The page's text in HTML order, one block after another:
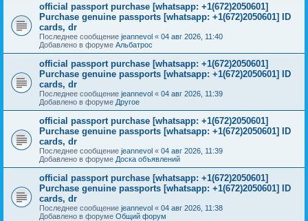
official passport purchase [whatsapp: +1(672)2050601]
Purchase genuine passports [whatsapp: +1(672)2050601] ID
cards, dr
Последнее сообщение jeannevol « 04 авг 2026, 11:40
Добавлено в форуме Альбатрос
official passport purchase [whatsapp: +1(672)2050601]
Purchase genuine passports [whatsapp: +1(672)2050601] ID
cards, dr
Последнее сообщение jeannevol « 04 авг 2026, 11:39
Добавлено в форуме Другое
official passport purchase [whatsapp: +1(672)2050601]
Purchase genuine passports [whatsapp: +1(672)2050601] ID
cards, dr
Последнее сообщение jeannevol « 04 авг 2026, 11:39
Добавлено в форуме Доска объявлений
official passport purchase [whatsapp: +1(672)2050601]
Purchase genuine passports [whatsapp: +1(672)2050601] ID
cards, dr
Последнее сообщение jeannevol « 04 авг 2026, 11:38
Добавлено в форуме Общий форум